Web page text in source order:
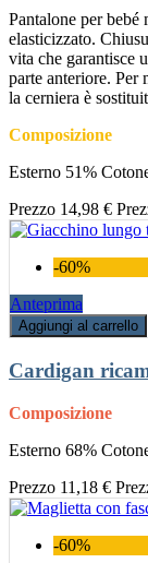
Pantalone per
elasticizzato.
vita che garantisce
parte anteriore.
la cerniera è
Composizione
Esterno 51%
Prezzo 14,98 €
-60%
Anteprima
Aggiungi al carrello
Cardigan
Composizione
Esterno 68%
Prezzo 11,18 €
-60%